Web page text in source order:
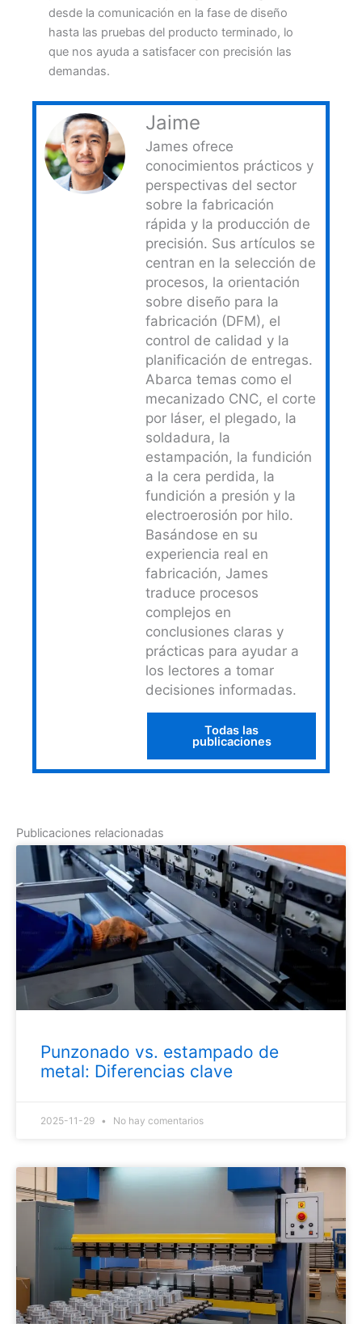
desde la comunicación en la fase de diseño
hasta las pruebas del producto terminado, lo
que nos ayuda a satisfacer con precisión las
demandas.
Jaime
James ofrece
conocimientos prácticos y
perspectivas del sector
sobre la fabricación
rápida y la producción de
precisión. Sus artículos se
centran en la selección de
procesos, la orientación
sobre diseño para la
fabricación (DFM), el
control de calidad y la
planificación de entregas.
Abarca temas como el
mecanizado CNC, el corte
por láser, el plegado, la
soldadura, la
estampación, la fundición
a la cera perdida, la
fundición a presión y la
electroerosión por hilo.
Basándose en su
experiencia real en
fabricación, James
traduce procesos
complejos en
conclusiones claras y
prácticas para ayudar a
los lectores a tomar
decisiones informadas.
Todas las
publicaciones
Publicaciones relacionadas
Punzonado vs. estampado de
metal: Diferencias clave
2025-11-29 No hay comentarios